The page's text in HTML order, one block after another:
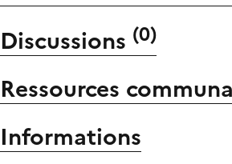
Discussions (0)
Ressources
Informations